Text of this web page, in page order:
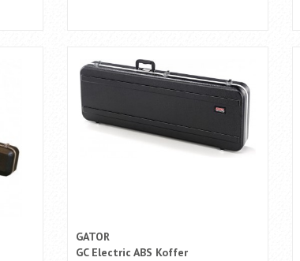
GATOR
GC Electric ABS Koffer